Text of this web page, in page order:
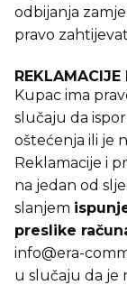
odbijanja
pravo
REKLAMACIJE
Kupac ima
slučaju da
oštećenja ili je
Reklamacije i
na jedan od
slanjem
preslike
info@era-
u slučaju da je